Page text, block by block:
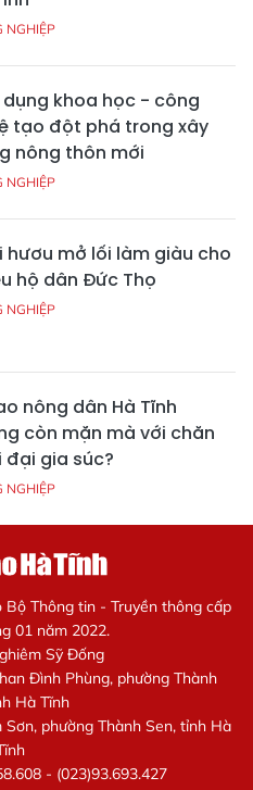
NGHIỆP
dụng khoa học - công
tạo đột phá trong xây
nông thôn mới
NGHIỆP
hươu mở lối làm giàu cho
hộ dân Đức Thọ
NGHIỆP
nông dân Hà Tĩnh
còn mặn mà với chăn
đại gia súc?
NGHIỆP
Bộ Thông tin - Truyền thông cấp
01 năm 2022.
Sỹ Đống
Đình Phùng, phường Thành
Hà Tĩnh
phường Thành Sen, tỉnh Hà
- (023)93.693.427